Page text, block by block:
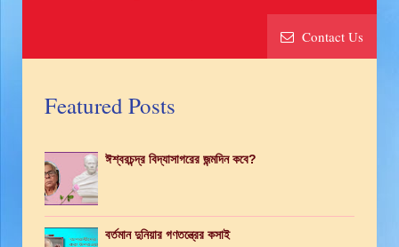
Contact Us
Featured Posts
ঈশ্বরচন্দ্র বিদ্যাসাগরের জন্মদিন কবে?
বর্তমান দুনিয়ার গণতন্ত্রের কসাই